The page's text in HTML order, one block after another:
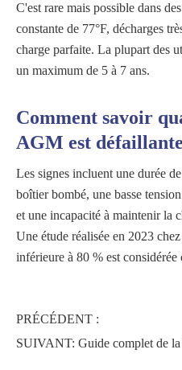
C'est rare mais possible dans
constante de 77°F, décharges
charge parfaite. La plupart des
un maximum de 5 à 7 ans.
Comment savoir
AGM est
Les signes incluent une durée
boîtier bombé, une basse
et une incapacité à maintenir la
Une étude réalisée en 2023
inférieure à 80 % est
PRÉCÉDENT :
SUIVANT: Guide complet de